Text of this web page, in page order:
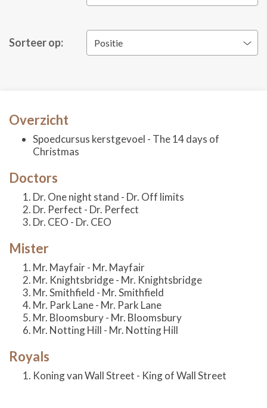
Sorteer op: Positie
Overzicht
Spoedcursus kerstgevoel - The 14 days of
Christmas
Doctors
Dr. One night stand - Dr. Off limits
Dr. Perfect - Dr. Perfect
Dr. CEO - Dr. CEO
Mister
Mr. Mayfair - Mr. Mayfair
Mr. Knightsbridge - Mr. Knightsbridge
Mr. Smithfield - Mr. Smithfield
Mr. Park Lane - Mr. Park Lane
Mr. Bloomsbury - Mr. Bloomsbury
Mr. Notting Hill - Mr. Notting Hill
Royals
Koning van Wall Street - King of Wall Street